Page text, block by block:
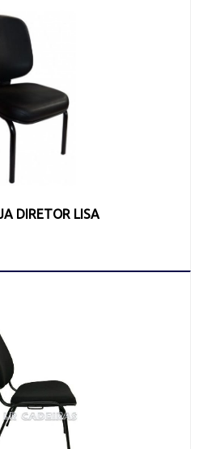
DIRETOR LISA